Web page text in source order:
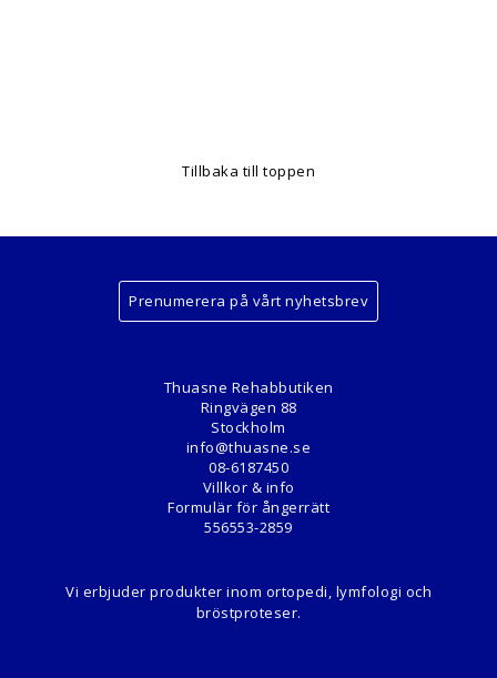
Tillbaka till toppen
Prenumerera på vårt nyhetsbrev
Thuasne Rehabbutiken
Ringvägen 88
Stockholm
info@thuasne.se
08-6187450
Villkor & info
Formulär för ångerrätt
556553-2859
Vi erbjuder produkter inom ortopedi, lymfologi och
bröstproteser.